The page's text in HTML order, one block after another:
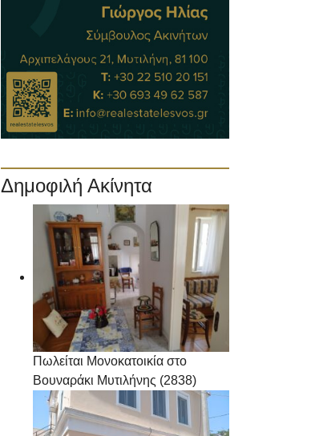
Δημοφιλή Ακίνητα
Πωλείται Μονοκατοικία στο
Βουναράκι Μυτιλήνης (2838)